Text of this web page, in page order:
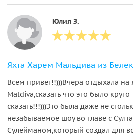
Юлия З.
Яхта Харем Мальдива из
Всем привет!!)))Вчера отдыхала на
Maldiva,сказать что это было
сказать!!!)))Это была даже не
незабываемое шоу во главе с
Сулейманом,который создал для